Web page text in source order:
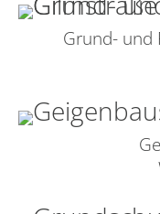
Grund- und